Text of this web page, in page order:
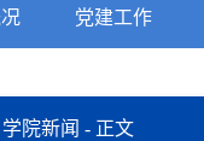
党建工作
学院新闻 - 正文